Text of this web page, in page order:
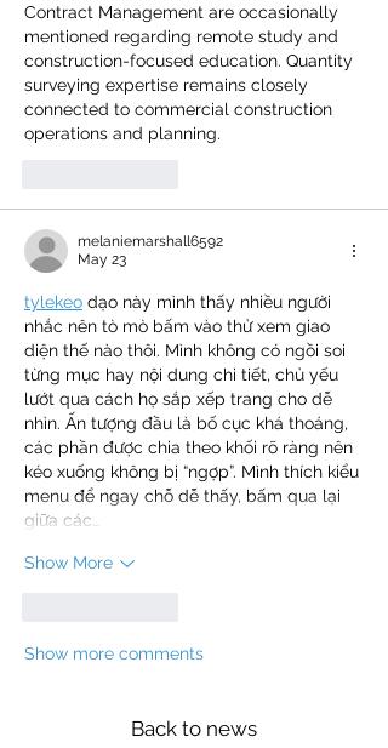
Contract Management are occasionally
mentioned regarding remote study and
construction-focused education. Quantity
surveying expertise remains closely
connected to commercial construction
operations and planning.
melaniemarshall6592
May 23
tylekeo dạo này mình thấy nhiều người
nhắc nên tò mò bấm vào thử xem giao
diện thế nào thôi. Mình không có ngồi soi
từng mục hay nội dung chi tiết, chủ yếu
lướt qua cách họ sắp xếp trang cho dễ
nhìn. Ấn tượng đầu là bố cục khá thoáng,
các phần được chia theo khối rõ ràng nên
kéo xuống không bị “ngợp”. Mình thích kiểu
menu để ngay chỗ dễ thấy, bấm qua lại
giữa các…
Show More
Show more comments
Back to news